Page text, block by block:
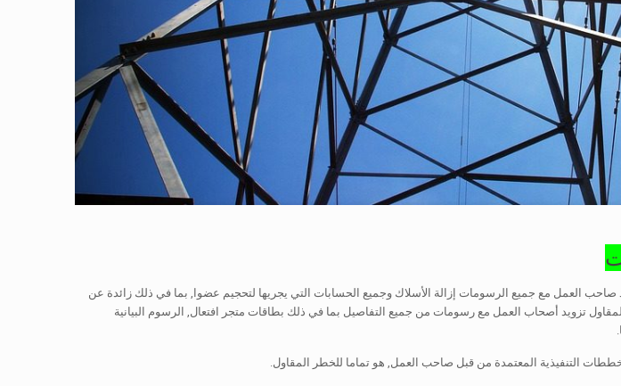
صاحب العمل مع جميع الرسومات إزالة الأسلاك وجميع الحسابات التي يجريها لتحجيم عضوا, بما في ذلك زائدة عن
تزويد أصحاب العمل مع رسومات من جميع التفاصيل بما في ذلك بطاقات متجر افتعال, الرسوم البيانية
التنفيذية المعتمدة من قبل صاحب العمل, هو تماما للخطر المقاول.